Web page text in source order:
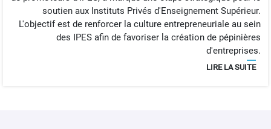
soutien aux Instituts Privés d'Enseignement Supérieur.
L'objectif est de renforcer la culture entrepreneuriale au sein
des IPES afin de favoriser la création de pépinières
d'entreprises.
LIRE LA SUITE